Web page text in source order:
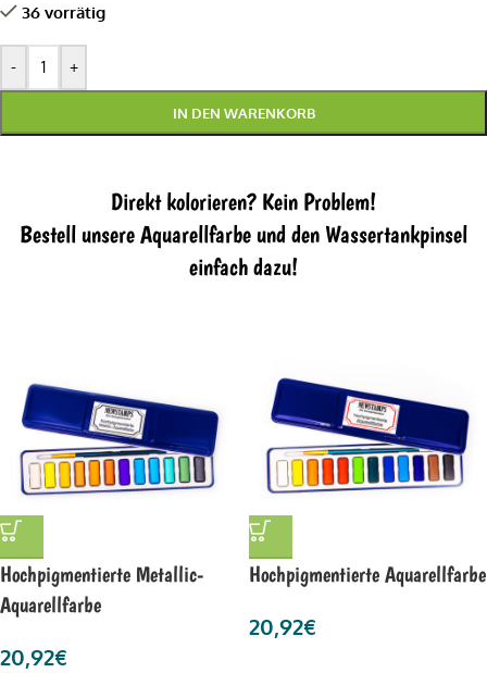
36 vorrätig
- +
IN DEN WARENKORB
Direkt kolorieren? Kein Problem!
Bestell unsere Aquarellfarbe und den Wassertankpinsel
einfach dazu!
Hochpigmentierte Metallic-
Aquarellfarbe
20,92€
Hochpigmentierte Aquarellfarbe
20,92€